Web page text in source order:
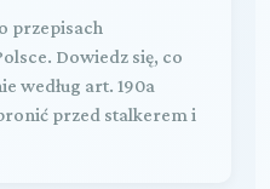
przepisach
Dowiedz się, co
według art. 190a
przed stalkerem i